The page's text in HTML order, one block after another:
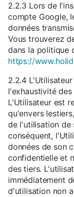
2.2.3 Lors de
compte Google,
données
Vous trouverez
dans la politique
https://
2.2.4
l'exhaustivité
L'Utilisateur est
qu'envers
de l'utilisation de
conséquent,
données de son
confidentielle et
des tiers.
immédiatement
d'utilisation non